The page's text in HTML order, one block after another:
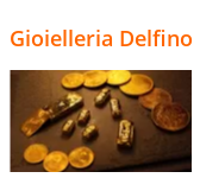
Gioielleria Delfino